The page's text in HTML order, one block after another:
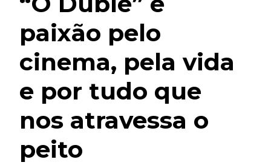
paixão pelo
cinema, pela vida
e por tudo que
nos atravessa o
peito